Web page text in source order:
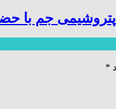
جم با
*